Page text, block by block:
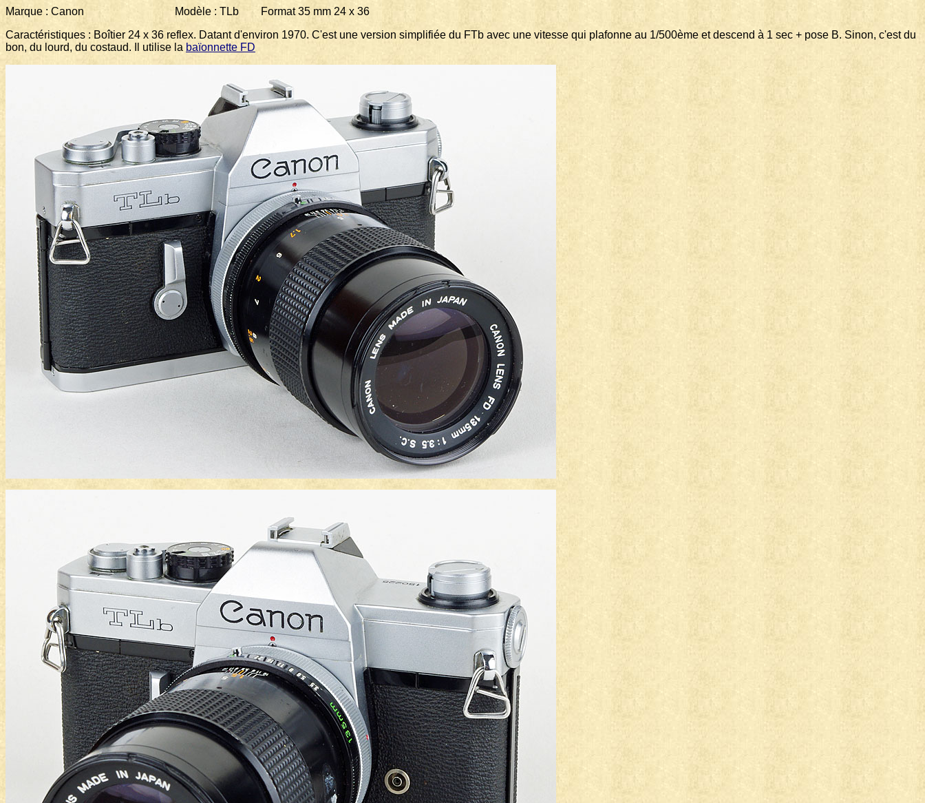
Marque : Canon Modèle : TLb Format 35 mm 24 x 36
Caractéristiques : Boîtier 24 x 36 reflex. Datant d'environ 1970. C'est une version simplifiée du FTb avec une vitesse qui plafonne au 1/500ème et descend à 1 sec + pose B. Sinon, c'est du
bon, du lourd, du costaud. Il utilise la baïonnette FD